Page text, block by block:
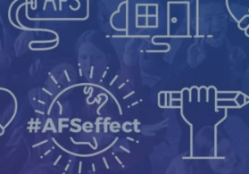
Primary
Navigation